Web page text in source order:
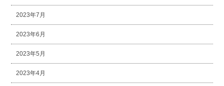
2023年7月
2023年6月
2023年5月
2023年4月